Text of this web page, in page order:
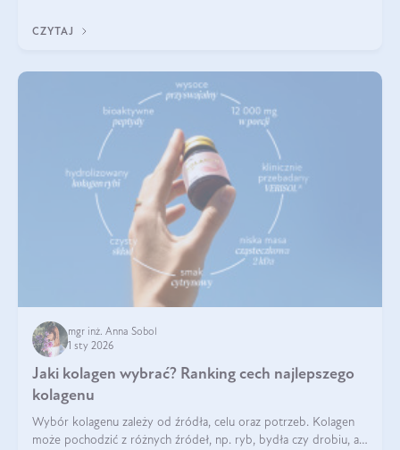
CZYTAJ
mgr inż. Anna Sobol
1 sty 2026
Jaki kolagen wybrać? Ranking cech najlepszego
kolagenu
Wybór kolagenu zależy od źródła, celu oraz potrzeb. Kolagen
może pochodzić z różnych źródeł, np. ryb, bydła czy drobiu, a